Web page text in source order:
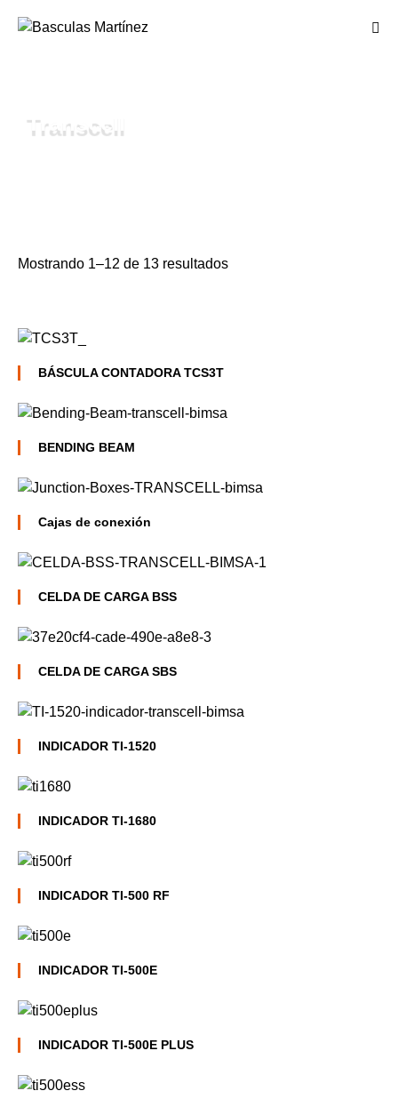
Transcell
Mostrando 1–12 de 13 resultados
BÁSCULA CONTADORA TCS3T
BENDING BEAM
Cajas de conexión
CELDA DE CARGA BSS
CELDA DE CARGA SBS
INDICADOR TI-1520
INDICADOR TI-1680
INDICADOR TI-500 RF
INDICADOR TI-500E
INDICADOR TI-500E PLUS